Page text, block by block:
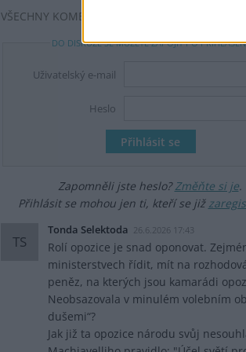
VŠECHNY KOMENTÁŘE (6)
DO DISKUZE SE MŮŽETE ZAPOJIT PO
Uživatelský e-mail
Heslo
Zapomněli jste heslo?Změňte si je.
Přihlásit se mohou jen ti, kteří se již
TS
Tonda Selektoda 26.6.2026 17:43
Rolí opozice je snad oponovat.
ministerstvech řídit, mít na
peněz, na kterých jsou kamarádi
Neobsazovala v minulém volebním
dušemi“?
Jak již ta opozice národu svůj